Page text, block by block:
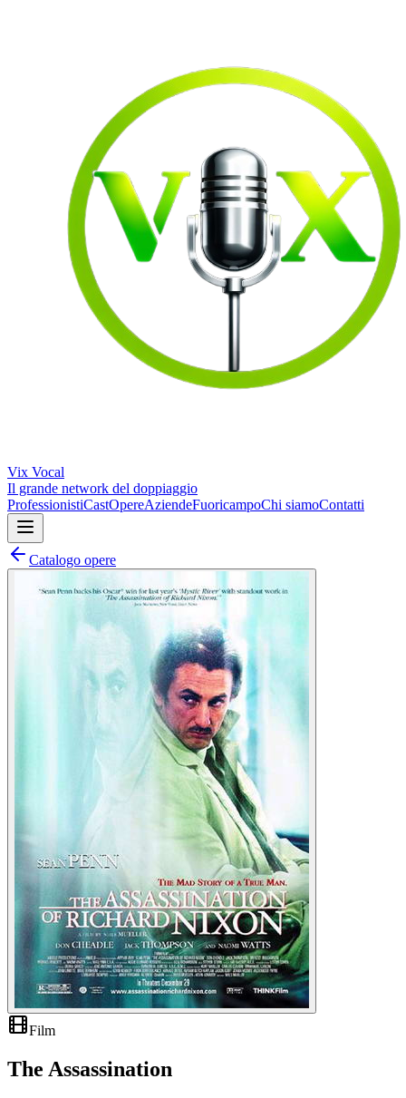
Vix Vocal
Il grande network del doppiaggio
ProfessionistiCastOpereAziendeFuoricampoChi siamoContatti
Catalogo opere
Film
The Assassination